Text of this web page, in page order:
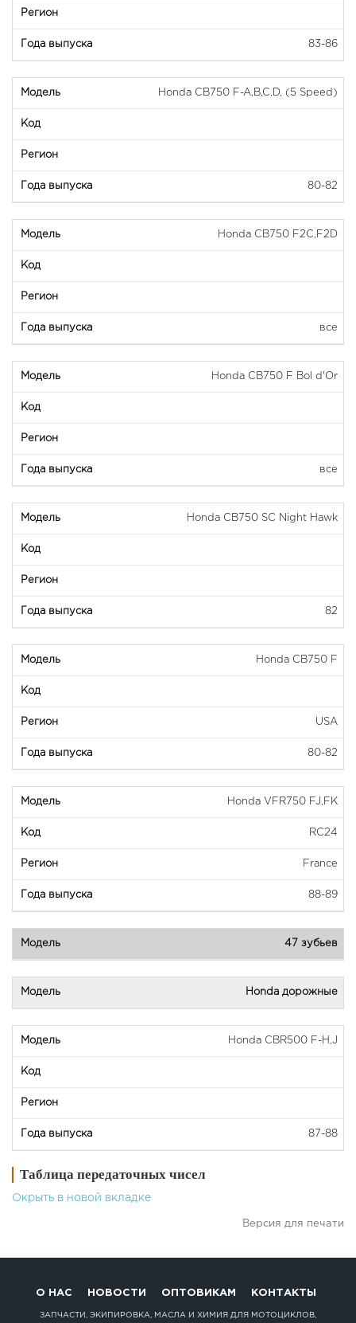
83-86
Honda CB750 F-A,B,C,D, (5 Speed)
80-82
Honda CB750 F2C,F2D
все
Honda CB750 F Bol d'Or
все
Honda CB750 SC Night Hawk
82
Honda CB750 F
USA
80-82
Honda VFR750 FJ,FK
RC24
France
88-89
47 зубьев
Honda дорожные
Honda CBR500 F-H,J
87-88
Таблица передаточных чисел
Окрыть в новой вкладке
Версия для печати
О НАС НОВОСТИ ОПТОВИКАМ КОНТАКТЫ
ЗАПЧАСТИ, ЭКИПИРОВКА, МАСЛА И ХИМИЯ ДЛЯ МОТОЦИКЛОВ,